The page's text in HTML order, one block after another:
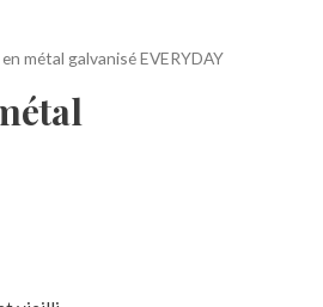
métal galvanisé EVERYDAY